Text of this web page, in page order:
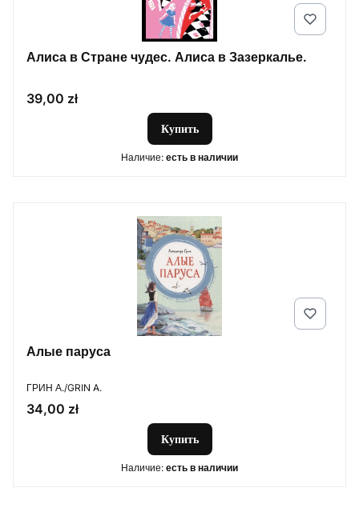
Алиса в Стране чудес. Алиса в Зазеркалье.
Цена
39,00 zł
Купить
Наличие: есть в наличии
Алые паруса
ПРОИЗВОДИТЕЛЬ
ГРИН А./GRIN A.
Цена
34,00 zł
Купить
Наличие: есть в наличии